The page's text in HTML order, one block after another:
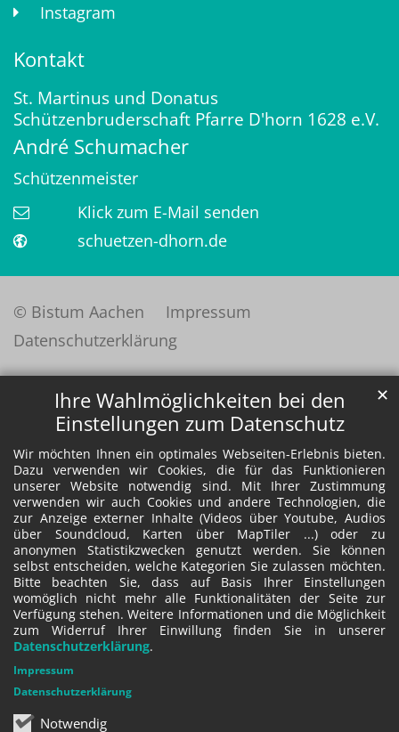
Ihre Wahlmöglichkeiten bei den
Einstellungen zum Datenschutz
Wir möchten Ihnen ein optimales Webseiten-Erlebnis bieten.
Dazu verwenden wir Cookies, die für das Funktionieren
unserer Website notwendig sind. Mit Ihrer Zustimmung
verwenden wir auch Cookies und andere Technologien, die
zur Anzeige externer Inhalte (Videos über Youtube, Audios
über Soundcloud, Karten über MapTiler ...) oder zu
anonymen Statistikzwecken genutzt werden. Sie können
selbst entscheiden, welche Kategorien Sie zulassen möchten.
Bitte beachten Sie, dass auf Basis Ihrer Einstellungen
womöglich nicht mehr alle Funktionalitäten der Seite zur
Verfügung stehen. Weitere Informationen und die Möglichkeit
zum Widerruf Ihrer Einwillung finden Sie in unserer
Datenschutzerklärung.
Notwendig
✕
Impressum
Datenschutzerklärung
Instagram
Kontakt
St. Martinus und Donatus
Schützenbruderschaft Pfarre D'horn 1628 e.V.
André Schumacher
Schützenmeister
Klick zum E-Mail senden
schuetzen-dhorn.de
© Bistum Aachen
Impressum
Datenschutzerklärung